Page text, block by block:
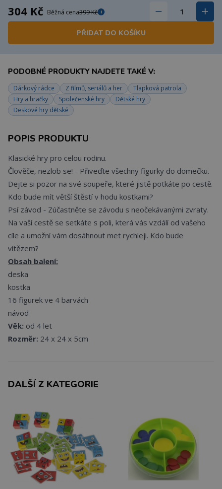
304 Kč Běžná cena399 Kč i
PŘIDAT DO KOŠÍKU
PODOBNÉ PRODUKTY NAJDETE TAKÉ V:
Dárkový rádce Z filmů, seriálů a her
Tlapková patrola
Hry a hračky
Společenské hry
Dětské hry
Deskové hry dětské
POPIS PRODUKTU
Klasické hry pro celou rodinu.
Člověče, nezlob se! - Přiveďte všechny figurky do domečku.
Dejte si pozor na své soupeře, které jistě potkáte po cestě.
Kdo bude mít větší štěstí v hodu kostkami?
Psí závod - Zúčastněte se závodu s neočekávanými zvraty.
Na vaší cestě se setkáte s poli, která vás vzdálí od vašeho
cíle a umožní vám dosáhnout met rychleji. Kdo bude
vítězem?
Obsah balení:
deska
kostka
16 figurek ve 4 barvách
návod
Věk: od 4 let
Rozměr: 24 x 24 x 5cm
DALŠÍ Z KATEGORIE